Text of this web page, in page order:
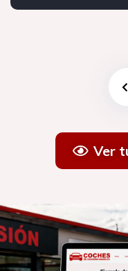
Ver